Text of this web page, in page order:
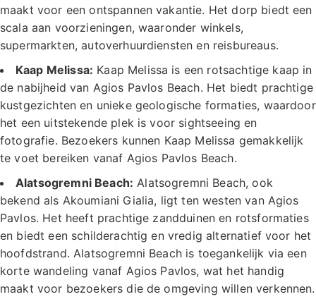
maakt voor een ontspannen vakantie. Het dorp biedt een
scala aan voorzieningen, waaronder winkels,
supermarkten, autoverhuurdiensten en reisbureaus.
Kaap Melissa: Kaap Melissa is een rotsachtige kaap in
de nabijheid van Agios Pavlos Beach. Het biedt prachtige
kustgezichten en unieke geologische formaties, waardoor
het een uitstekende plek is voor sightseeing en
fotografie. Bezoekers kunnen Kaap Melissa gemakkelijk
te voet bereiken vanaf Agios Pavlos Beach.
Alatsogremni Beach: Alatsogremni Beach, ook
bekend als Akoumiani Gialia, ligt ten westen van Agios
Pavlos. Het heeft prachtige zandduinen en rotsformaties
en biedt een schilderachtig en vredig alternatief voor het
hoofdstrand. Alatsogremni Beach is toegankelijk via een
korte wandeling vanaf Agios Pavlos, wat het handig
maakt voor bezoekers die de omgeving willen verkennen.